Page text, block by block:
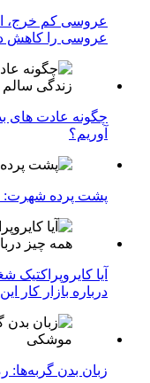
عروسی کم خرج،
عروسی را کاهش
چگونه عادت‌ های
آوریم؟
پشت پرده شهرت:
آیا
درباره بازار کار
زبان بدن